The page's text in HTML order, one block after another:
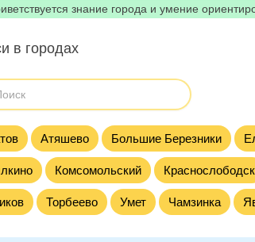
знание города и умение
в городах
Атяшево Большие Березники
Комсомольский Краснослободск
Торбеево Умет Чамзинка